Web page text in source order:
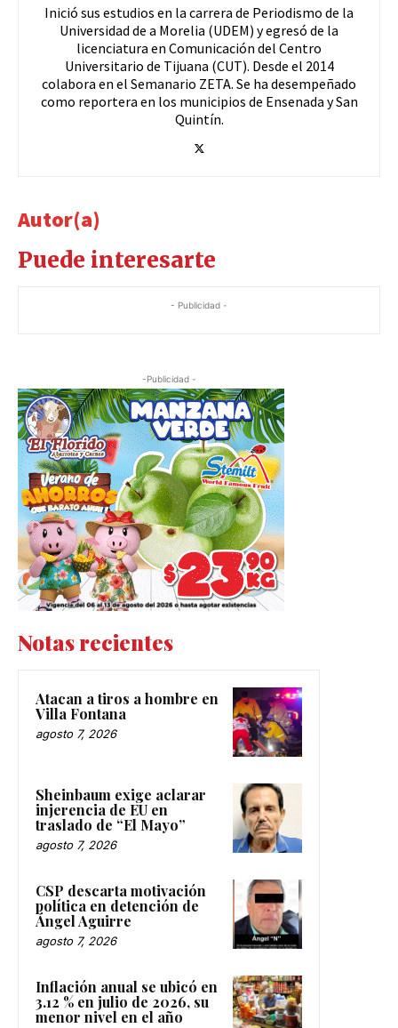
Inició sus estudios en la carrera de Periodismo de la
Universidad de a Morelia (UDEM) y egresó de la
licenciatura en Comunicación del Centro
Universitario de Tijuana (CUT). Desde el 2014
colabora en el Semanario ZETA. Se ha desempeñado
como reportera en los municipios de Ensenada y San
Quintín.
Autor(a)
Puede interesarte
- Publicidad -
-Publicidad -
Notas recientes
Atacan a tiros a hombre en
Villa Fontana
agosto 7, 2026
Sheinbaum exige aclarar
injerencia de EU en
traslado de “El Mayo”
agosto 7, 2026
CSP descarta motivación
política en detención de
Ángel Aguirre
agosto 7, 2026
Inflación anual se ubicó en
3.12 % en julio de 2026, su
menor nivel en el año